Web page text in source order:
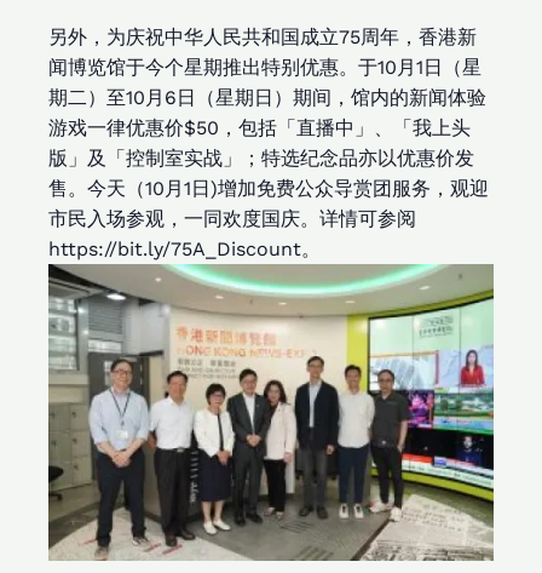
另外，为庆祝中华人民共和国成立75周年，香港新
闻博览馆于今个星期推出特别优惠。于10月1日（星
期二）至10月6日（星期日）期间，馆内的新闻体验
游戏一律优惠价$50，包括「直播中」、「我上头
版」及「控制室实战」；特选纪念品亦以优惠价发
售。今天（10月1日)增加免费公众导赏团服务，观迎
市民入场参观，一同欢度国庆。详情可参阅
https://bit.ly/75A_Discount。